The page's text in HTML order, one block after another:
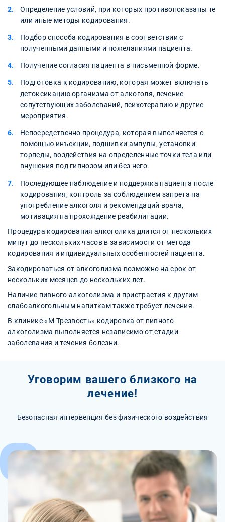
Определение условий, при которых противопоказаны те
или иные методы кодирования.
Подбор способа кодирования в соответствии с
полученными данными и пожеланиями пациента.
Получение согласия пациента в письменной форме.
Подготовка к кодированию, которая может включать
детоксикацию организма от алкоголя, лечение
сопутствующих заболеваний, психотерапию и другие
мероприятия.
Непосредственно процедура, которая выполняется с
помощью инъекции, подшивки ампулы, установки
торпеды, воздействия на определенные точки тела или
внушения под гипнозом или без него.
Последующее наблюдение и поддержка пациента после
кодирования, контроль за соблюдением запрета на
употребление алкоголя и рекомендаций врача,
мотивация на прохождение реабилитации.
Процедура кодирования алкоголика длится от нескольких
минут до нескольких часов в зависимости от метода
кодирования и индивидуальных особенностей пациента.
Закодироваться от алкоголизма возможно на срок от
нескольких месяцев до нескольких лет.
Наличие пивного алкоголизма и пристрастия к другим
слабоалкогольным напиткам также требует лечения.
В клинике «М-Трезвость» кодировка от пивного
алкоголизма выполняется независимо от стадии
заболевания и течения болезни.
Уговорим вашего близкого на
лечение!
Безопасная интервенция без физического воздействия